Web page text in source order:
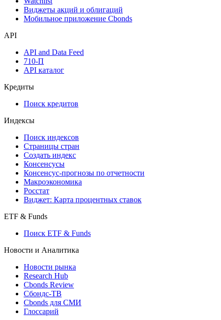
Инструментарий
Мобильное приложение Cbonds
API
API and Data Feed
API каталог
Кредиты
Поиск кредитов
Индексы
Поиск индексов
Страницы стран
Создать индекс
Консенсусы
Макроэкономика
Виджет: Карта процентных ставок
ETF & Funds
Поиск ETF & Funds
Новости и Аналитика
Новости рынка
Research Hub